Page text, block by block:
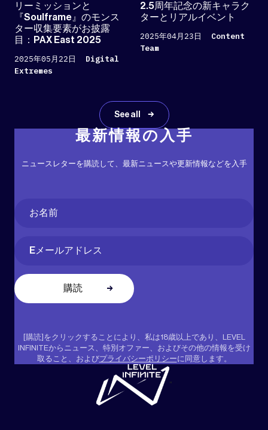
リーミッションと
『Soulframe』のモンス
ター収集要素がお披露
目：PAX East 2025
2025年05月22日
Digital
Extremes
2.5周年記念の新キャラク
ターとリアルイベント
2025年04月23日
Content
Team
See all
最新情報の入手
ニュースレターを購読して、最新ニュースや更新情報などを入手
Name(必
[購読]をクリックすることにより、私は18歳以上であり、LEVEL
INFINITEからニュース、特別オファー、およびその他の情報を受け
取ること、およびプライバシーポリシーに同意します。
"